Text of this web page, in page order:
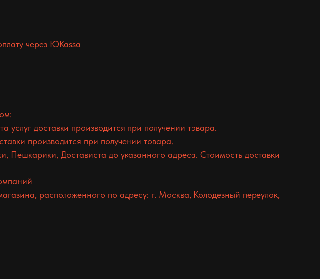
через ЮKassa
доставки производится при получении товара.
производится при получении товара.
Достависта до указанного адреса. Стоимость доставки
расположенного по адресу: г. Москва, Колодезный переулок,